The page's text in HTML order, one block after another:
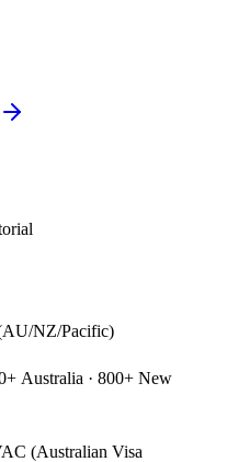
NZ/Pacific)
Australia · 800+ New
(Australian Visa